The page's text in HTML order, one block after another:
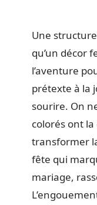
Une
qu’un décor
l’aventure
prétexte à la
sourire. On
colorés ont la
transformer
fête qui
mariage,